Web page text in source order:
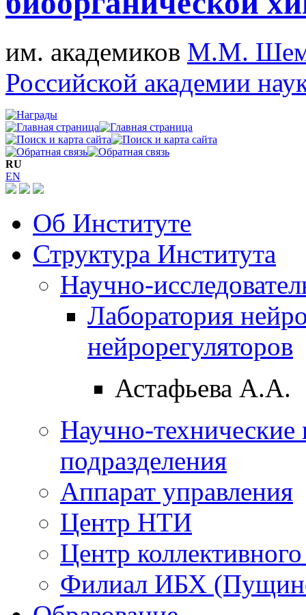
им. академиков М.М.
Российской академии
RU
EN
Об Институте
Структура Института
Научно-
Лаборатория
нейрорегуляторов
Астафьева А.А.
Научно-технические
подразделения
Аппарат управления
Центр НТИ
Центр
Филиал ИБХ